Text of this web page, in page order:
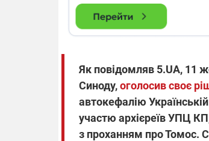
Як повідомляв 5.UA, 11
Синоду,оголосив своє
автокефалію
участю архієреїв УПЦ
з проханням про Томос.